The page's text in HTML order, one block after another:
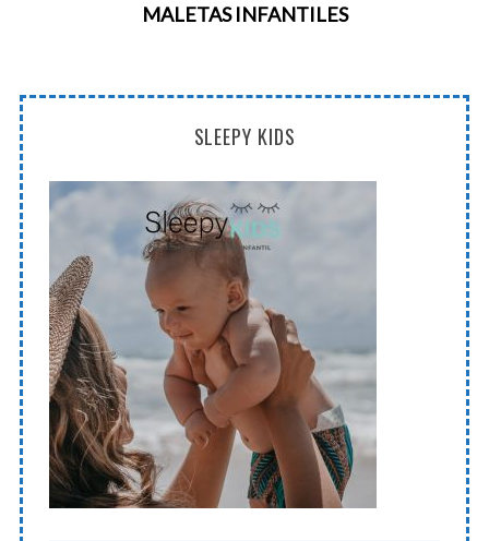
MALETAS INFANTILES
SLEEPY KIDS